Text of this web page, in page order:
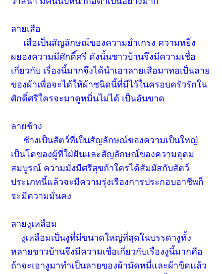
ลายเสือ
เสือเป็นสัญลักษณ์ของความยำเกรง ความหยิ่ง
ผยองความมีศักดิ์ศรี ดังนั้นชาวบ้านจึงมีความเชื่อ
เกี่ยวกับ เรื่องนี้มากจึงได้นำเอาลายเสือมาทอเป็นลาย
ของผ้าเพื่อจะได้ให้ผ้าชนิดนี้ที่มีไว้ในครอบครัวรักใน
ศักดิ์ศรีใครจะมาดูหมิ่นไม่ได้ เป็นอันขาด
ลายช้าง
ช้างเป็นสัตว์ที่เป็นสัญลักษณ์ของความเป็นใหญ่
เป็นโตของผู้ที่ใฝ่ฝันและสัญลักษณ์ของความอุดม
สมบูรณ์ ความมั่งมีศรีสุขถ้าใครได้สัมผัสกับสัตว์
ประเภทนี้แล้วจะมีความรุ่งเรืองการประกอบอาชีพก็
จะมีความมั่นคง
ลายงูเหลือม
งูเหลือมเป็นงูที่มีขนาดใหญ่ที่สุดในบรรดางูทั้ง
หลายชาวบ้านจึงมีความเชื่อเกี่ยวกับเรื่องงูนี้มากคือ
ถ้าจะเอางูมาทำเป็นลายของผ้ามัดหมี่และผ้าขิดแล้ว